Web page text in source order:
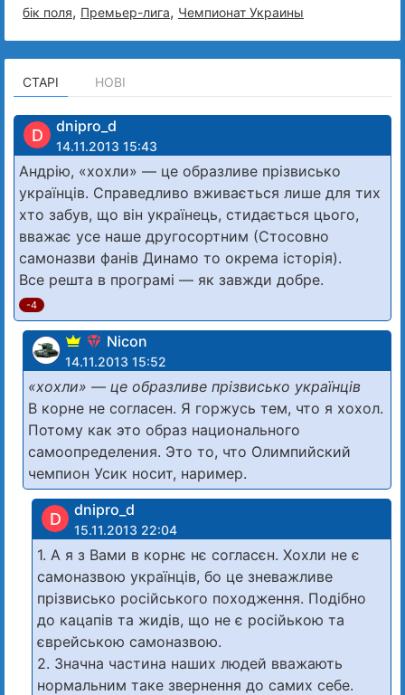
бiк поля, Премьер-лига, Чемпионат Украины
СТАРІ НОВІ
D dnipro_d
14.11.2013 15:43
Андрію, «хохли» — це образливе прізвисько
українців. Справедливо вживається лише для тих
хто забув, що він українець, стидається цього,
вважає усе наше другосортним (Стосовно
самоназви фанів Динамо то окрема історія).
Все решта в програмі — як завжди добре.
-4
Nicon
14.11.2013 15:52
«хохли» — це образливе прізвисько українців
В корне не согласен. Я горжусь тем, что я хохол.
Потому как это образ национального
самоопределения. Это то, что Олимпийский
чемпион Усик носит, наример.
D dnipro_d
15.11.2013 22:04
1. А я з Вами в корнє нє согласєн. Хохли не є
самоназвою українців, бо це зневажливе
прізвисько російського походження. Подібно
до кацапів та жидів, що не є російькою та
єврейською самоназвою.
2. Значна частина наших людей вважають
нормальним таке звернення до самих себе.